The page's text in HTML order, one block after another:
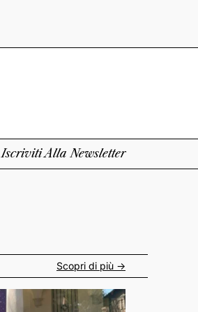
Iscriviti Alla Newsletter
Scopri di più ->